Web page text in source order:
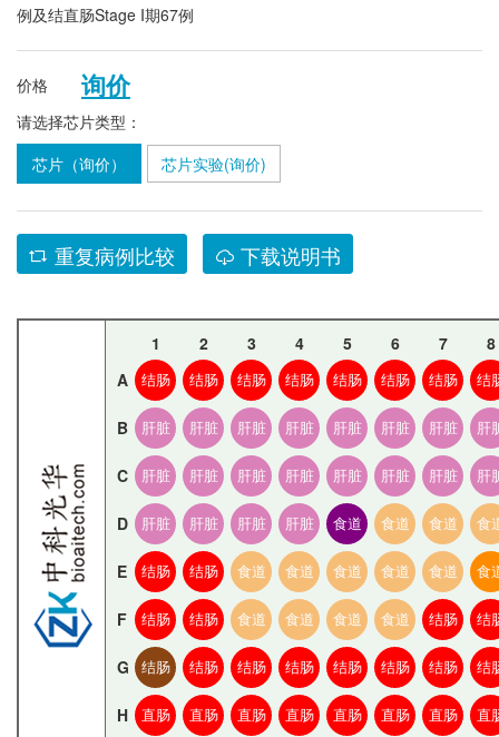
例及结直肠Stage I期67例
价格 询价
请选择芯片类型：
芯片（询价）
芯片实验(询价)
重复病例比较 下载说明书
1 2 3 4 5 6 7
8
A
结肠 结肠 结肠 结肠 结肠 结肠 结肠 结
B 肝脏 肝脏 肝脏 肝脏 肝脏 肝脏 肝脏 肝
C 肝脏 肝脏 肝脏 肝脏 肝脏 肝脏 肝脏 肝
D 肝脏 肝脏 肝脏 肝脏 食道 食道 食道 食
E 结肠 结肠 食道 食道 食道 食道 食道 食
F 结肠 结肠 食道 食道 食道 食道 结肠 结
G 结肠 结肠 结肠 结肠 结肠 结肠 结肠 结
H 直肠 直肠 直肠 直肠 直肠 直肠 直肠 直